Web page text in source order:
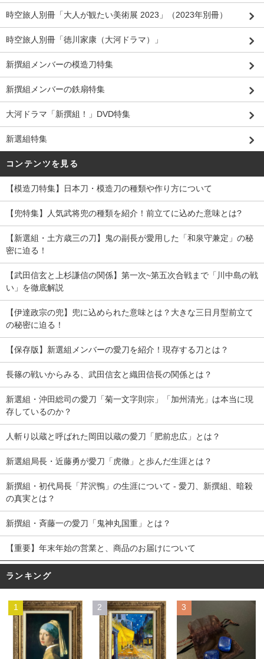
時空旅人別冊「大人が観たい美術展 2023」（2023年別冊）
時空旅人別冊「徳川家康（大河ドラマ）」
新撰組メンバーの模造刀特集
新撰組メンバーの鉄扇特集
大河ドラマ「新撰組！」DVD特集
新選組特集
コンテンツを見る
【模造刀特集】日本刀・模造刀の種類や作り方について
【兜特集】人気武将兜の種類を紹介！前立てに込めた意味とは?
【新選組・土方歳三の刀】鬼の副長が愛用した「和泉守兼定」の秘
密に迫る！
【武田信玄と上杉謙信の関係】第一次~第五次合戦まで「川中島の戦
い」を徹底解説
【伊達政宗の兜】兜に込められた意味とは？大きな三日月型前立て
の秘密に迫る！
【保存版】新選組メンバーの愛刀を紹介！現存する刀とは？
長篠の戦いからみる、武田信玄と織田信長の関係とは？
新選組・沖田総司の愛刀「菊一文字則宗」「加州清光」は本当に現
存しているのか？
人斬り以蔵と呼ばれた岡田以蔵の愛刀「肥前忠広」とは？
新選組局長・近藤勇が愛刀「虎徹」と歩んだ生涯とは？
新撰組・初代局長「芹沢鴨」の生涯について - 愛刀、新撰組、暗殺
の真実とは？
新撰組・斉藤一の愛刀「鬼神丸国重」とは？
【重要】年末年始の営業と、商品のお届けについて
ランキング
1 2 3